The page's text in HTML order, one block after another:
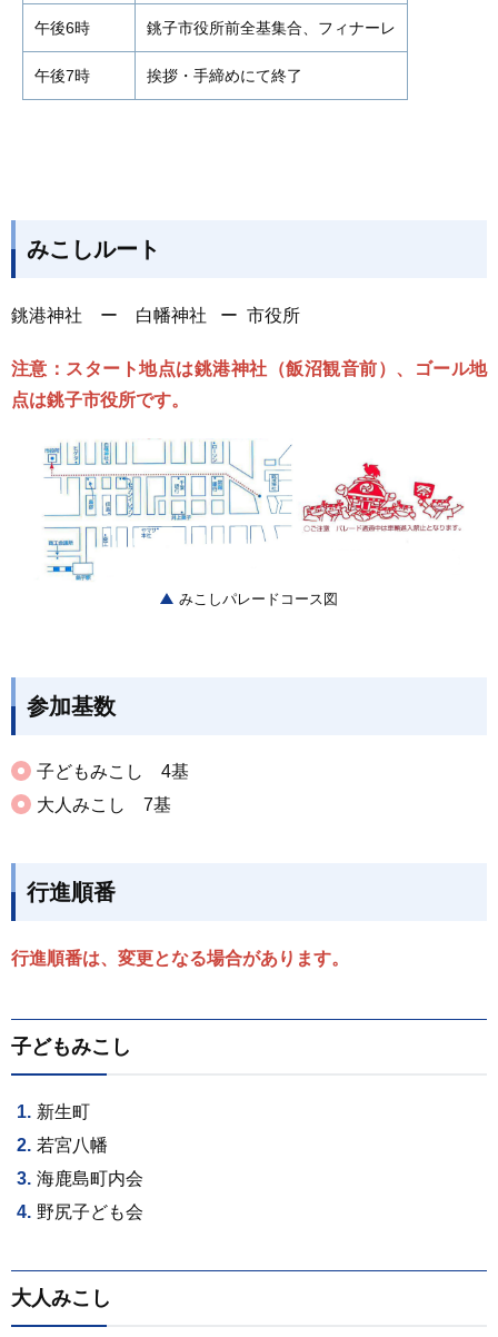
午後6時 銚子市役所前全基集合、フィナーレ
午後7時 挨拶・手締めにて終了
みこしルート
銚港神社 ー 白幡神社 ー 市役所
注意： スタート地点は銚港神社（飯沼観音前）、
ゴール地
点は銚子市役所です。
みこしパレードコース図
参加基数
子どもみこし 4基
大人みこし 7基
行進順番
行進順番は、変更となる場合があります。
子どもみこし
新生町
若宮八幡
海鹿島町内会
野尻子ども会
大人みこし